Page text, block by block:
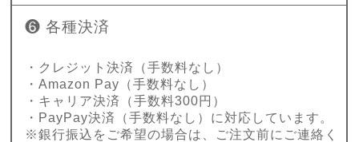
❻ 各種決済
・クレジット決済（手数料なし）
・Amazon Pay（手数料なし）
・キャリア決済（手数料300円）
・PayPay決済（手数料なし）に対応しています。
※銀行振込をご希望の場合は、ご注文前にご連絡く